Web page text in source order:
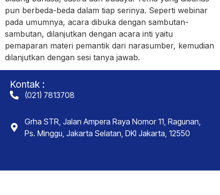
pun berbeda-beda dalam tiap serinya. Seperti webinar
pada umumnya, acara dibuka dengan sambutan-
sambutan, dilanjutkan dengan acara inti yaitu
pemaparan materi pemantik dari narasumber, kemudian
dilanjutkan dengan sesi tanya jawab.
Kontak :
(021) 7813708
Grha STR, Jalan Ampera Raya Nomor 11, Ragunan,
Ps. Minggu, Jakarta Selatan, DKI Jakarta, 12550